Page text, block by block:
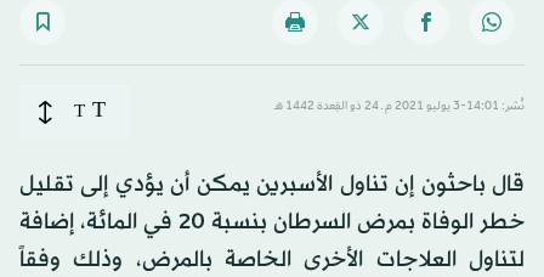
نُشر: 14:01-3 يوليو 2021 م ـ 24 ذو القِعدة 1442 هـ T
T
قال باحثون إن تناول الأسبرين يمكن أن يؤدي إلى تقليل
خطر الوفاة بمرض السرطان بنسبة 20 في المائة، إضافة
لتناول العلاجات الأخرى الخاصة بالمرض، وذلك وفقاً